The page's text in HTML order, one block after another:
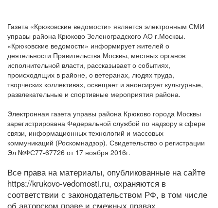
Газета «Крюковские ведомости» является электронным СМИ
управы района Крюково Зеленоградского АО г.Москвы.
«Крюковские ведомости» информирует жителей о
деятельности Правительства Москвы, местных органов
исполнительной власти, рассказывает о событиях,
происходящих в районе, о ветеранах, людях труда,
творческих коллективах, освещает и анонсирует культурные,
развлекательные и спортивные мероприятия района.
Электронная газета управы района Крюково города Москвы
зарегистрирована Федеральной службой по надзору в сфере
связи, информационных технологий и массовых
коммуникаций (Роскомнадзор). Свидетельство о регистрации
Эл №ФС77-67726 от 17 ноября 2016г.
Все права на материалы, опубликованные на сайте
https://krukovo-vedomosti.ru, охраняются в
соответствии с законодательством РФ, в том числе
об авторском праве и смежных правах.